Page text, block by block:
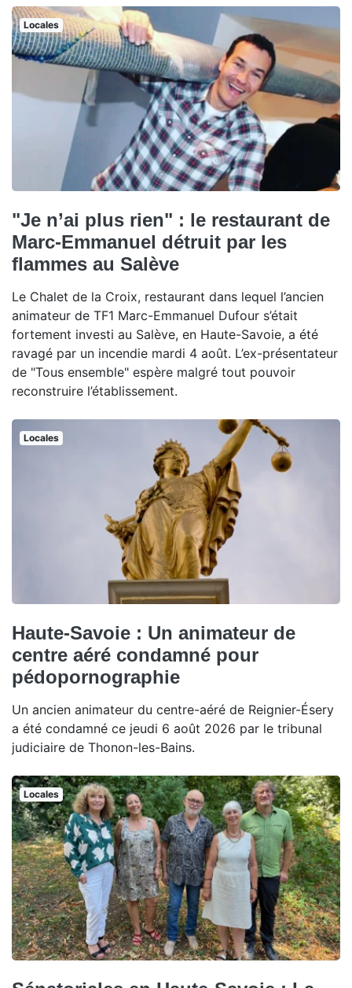
Locales
"Je n’ai plus rien" : le restaurant de
Marc-Emmanuel détruit par les
flammes au Salève
Le Chalet de la Croix, restaurant dans lequel l’ancien
animateur de TF1 Marc-Emmanuel Dufour s’était
fortement investi au Salève, en Haute-Savoie, a été
ravagé par un incendie mardi 4 août. L’ex-présentateur
de "Tous ensemble" espère malgré tout pouvoir
reconstruire l’établissement.
Locales
Haute-Savoie : Un animateur de
centre aéré condamné pour
pédopornographie
Un ancien animateur du centre-aéré de Reignier-Ésery
a été condamné ce jeudi 6 août 2026 par le tribunal
judiciaire de Thonon-les-Bains.
Locales